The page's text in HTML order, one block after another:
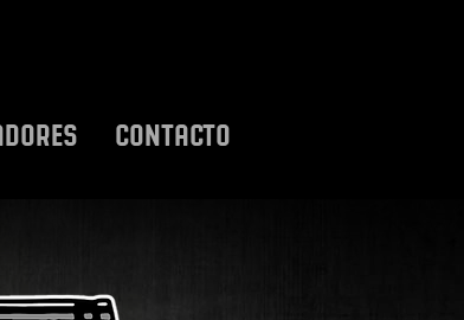
CONTACTO